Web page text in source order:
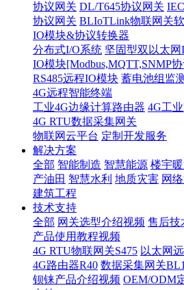
协议网关 DL/T645协议网关
协议网关 BLIoTLink物联网关
IO模块&协议转换器
分布式I/O系统 坚固型双以太网
IO模块[Modbus,MQTT,SNMP
RS485远程IO模块 蓄电池组监
4G远程智能终端
工业4G边缘计算路由器 4G工
4G RTU数据采集网关
物联网云平台 定制开发服务
解决方案
全部 智能制造 智慧能源 楼宇
产油田 智慧水利 地质灾害 网
建筑工程
技术支持
全部 网关选型介绍视频 售后技
产品使用教程视频
4G RTU物联网关S475 以太网
4G路由器R40 数据采集网关
钡铼产品介绍视频 OEM/ODM